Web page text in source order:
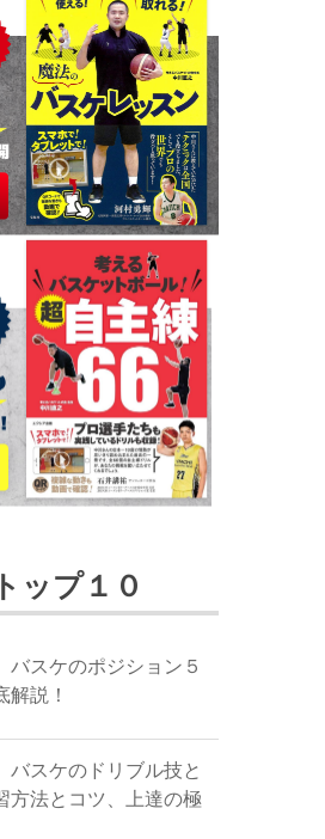
ップ１０
バスケのポジション５
解説！
バスケのドリブル技と
方法とコツ、上達の極